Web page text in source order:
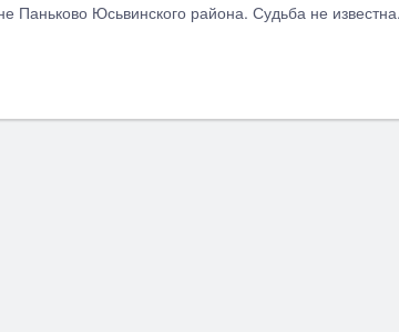
Паньково Юсьвинского района. Судьба не известна.